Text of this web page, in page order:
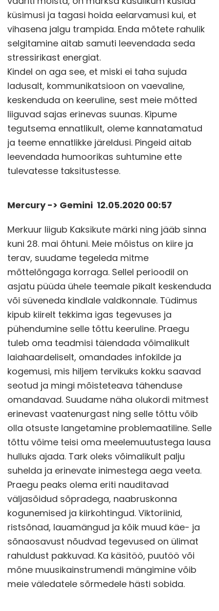
küsimusi ja tagasi hoida eelarvamusi kui, et
vihasena jalgu trampida. Enda mõtete rahulik
selgitamine aitab samuti leevendada seda
stressirikast energiat.
Kindel on aga see, et miski ei taha sujuda
ladusalt, kommunikatsioon on vaevaline,
keskenduda on keeruline, sest meie mõtted
liiguvad sajas erinevas suunas. Kipume
tegutsema ennatlikult, oleme kannatamatud
ja teeme ennatlikke järeldusi. Pingeid aitab
leevendada humoorikas suhtumine ette
tulevatesse taksitustesse.
Mercury -> Gemini 12.05.2020 00:57
Merkuur liigub Kaksikute märki ning jääb sinna
kuni 28. mai õhtuni. Meie mõistus on kiire ja
terav, suudame tegeleda mitme
mõttelõngaga korraga. Sellel perioodil on
asjatu püüda ühele teemale pikalt keskenduda
või süveneda kindlale valdkonnale. Tüdimus
kipub kiirelt tekkima igas tegevuses ja
pühendumine selle tõttu keeruline. Praegu
tuleb oma teadmisi täiendada võimalikult
laiahaardeliselt, omandades infokilde ja
kogemusi, mis hiljem tervikuks kokku saavad
seotud ja mingi mõisteteava tähenduse
omandavad. Suudame näha olukordi mitmest
erinevast vaatenurgast ning selle tõttu võib
olla otsuste langetamine problemaatiline. Selle
tõttu võime teisi oma meelemuutustega lausa
hulluks ajada. Tark oleks võimalikult palju
suhelda ja erinevate inimestega aega veeta.
Praegu peaks olema eriti nauditavad
väljasõidud sõpradega, naabruskonna
kogunemised ja kiirkohtingud. Viktoriinid,
ristsõnad, lauamängud ja kõik muud käe- ja
sõnaosavust nõudvad tegevused on ülimat
rahuldust pakkuvad. Ka käsitöö, puutöö või
mõne muusikainstrumendi mängimine võib
meie väledatele sõrmedele hästi sobida.